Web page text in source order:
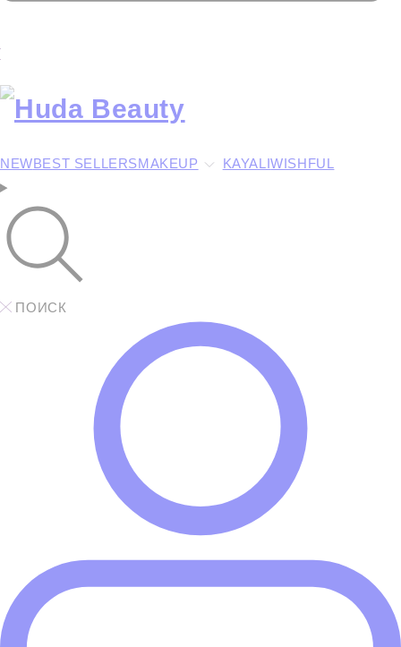
NEWBEST SELLERSMAKEUP KAYALIWISHFUL
ПОИСК